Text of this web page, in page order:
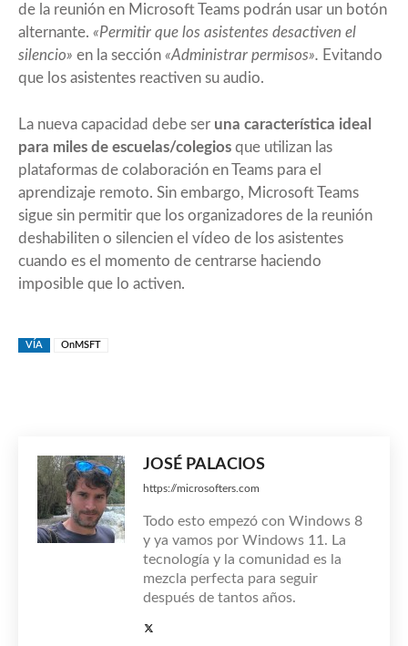
de la reunión en Microsoft Teams podrán usar un botón
alternante. «Permitir que los asistentes desactiven el
silencio» en la sección «Administrar permisos». Evitando
que los asistentes reactiven su audio.
La nueva capacidad debe ser una característica ideal
para miles de escuelas/colegios que utilizan las
plataformas de colaboración en Teams para el
aprendizaje remoto. Sin embargo, Microsoft Teams
sigue sin permitir que los organizadores de la reunión
deshabiliten o silencien el vídeo de los asistentes
cuando es el momento de centrarse haciendo
imposible que lo activen.
VÍA OnMSFT
JOSÉ PALACIOS
https://microsofters.com
Todo esto empezó con Windows 8
y ya vamos por Windows 11. La
tecnología y la comunidad es la
mezcla perfecta para seguir
después de tantos años.